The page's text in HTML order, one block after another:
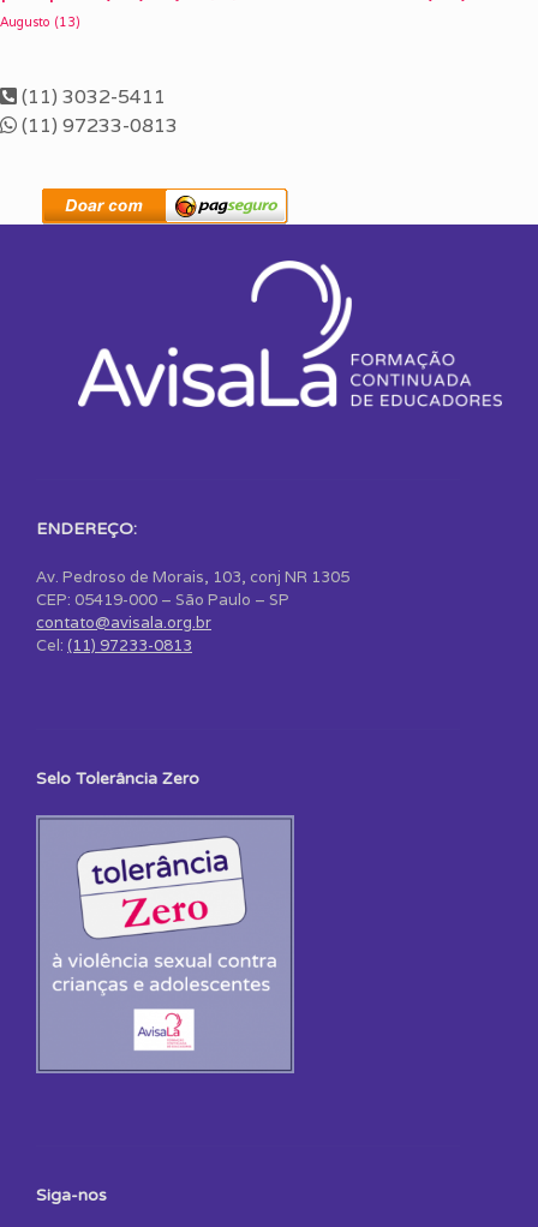
Augusto (13)
(11) 3032-5411
(11) 97233-0813
ENDEREÇO:
Av. Pedroso de Morais, 103, conj NR 1305
CEP: 05419-000 – São Paulo – SP
contato@avisala.org.br
Cel: (11) 97233-0813
Selo Tolerância Zero
Siga-nos